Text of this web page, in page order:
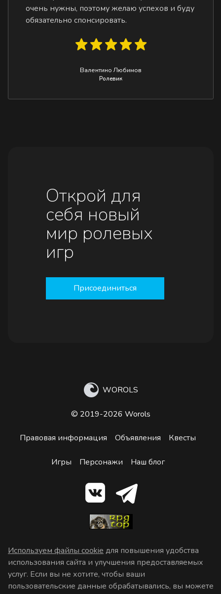
очень нужны, поэтому желаю успехов и буду
обязательно спонсировать.
Валентино Любимов
Ролевик
Открой для
себя новый
мир ролевых
игр
Присоединиться
WOROLS
© 2019-2026 Worols
Правовая информация Объявления Квесты
Игры Персонажи Наш блог
Используем файлы cookie для повышения удобства
использования сайта и улучшения предоставляемых
услуг. Если вы не хотите, чтобы ваши
пользовательские данные обрабатывались, вы можете